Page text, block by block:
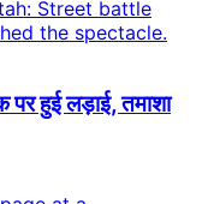
हुई लड़ाई, तमाशा